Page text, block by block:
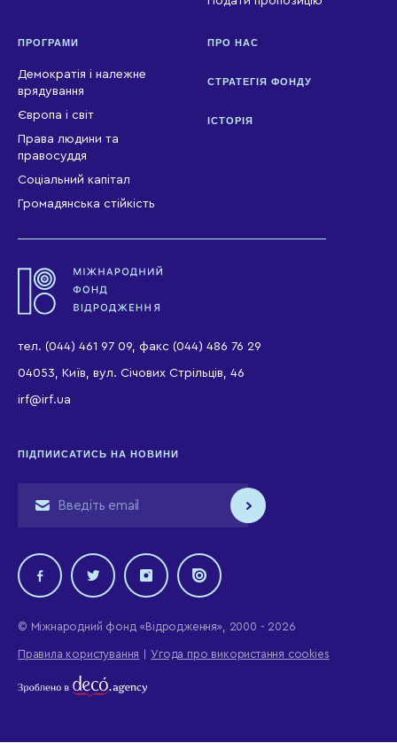
ПРОГРАМИ
Демократія і належне
врядування
Європа і світ
Права людини та
правосуддя
Соціальний капітал
Громадянська стійкість
ПРО НАС
СТРАТЕГІЯ ФОНДУ
ІСТОРІЯ
тел. (044) 461 97 09, факс (044) 486 76 29
04053, Київ, вул. Січових Стрільців, 46
irf@irf.ua
ПІДПИИСАТИСЬ НА НОВИНИ
© Міжнародний фонд «Відродження», 2000 - 2026
Правила користування Угода про використання cookies